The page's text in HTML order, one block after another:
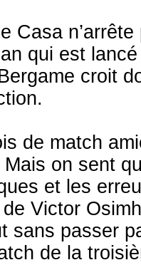
Casa
qui est
croit
de match
on sent
et les
Victor
sans passer
de la